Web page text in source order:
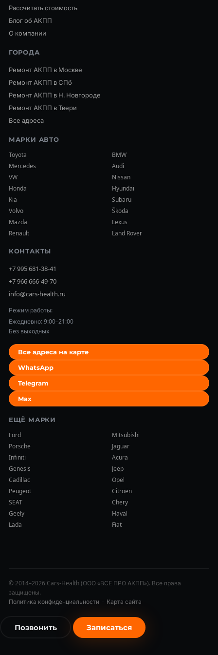
Рассчитать стоимость
Блог об АКПП
О компании
ГОРОДА
Ремонт АКПП в Москве
Ремонт АКПП в СПб
Ремонт АКПП в Н. Новгороде
Ремонт АКПП в Твери
Все адреса
МАРКИ АВТО
Toyota
BMW
Mercedes
Audi
VW
Nissan
Honda
Hyundai
Kia
Subaru
Volvo
Škoda
Mazda
Lexus
Renault
Land Rover
КОНТАКТЫ
+7 995 681-38-41
+7 966 666-49-70
info@cars-health.ru
Режим работы:
Ежедневно: 9:00–21:00
Без выходных
Все адреса на карте
WhatsApp
Telegram
Max
ЕЩЁ МАРКИ
Ford
Mitsubishi
Porsche
Jaguar
Infiniti
Acura
Genesis
Jeep
Cadillac
Opel
Peugeot
Citroën
SEAT
Chery
Geely
Haval
Lada
Fiat
© 2014–2026 Cars-Health (ООО «ВСЕ ПРО АКПП»). Все права
защищены.
Политика конфиденциальности · Карта сайта
Позвонить Записаться